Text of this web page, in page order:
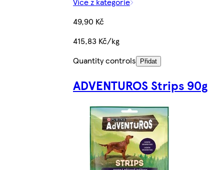
49,90 Kč
415,83 Kč/kg
Quantity controls
Přidat
ADVENTUROS Strips 90g